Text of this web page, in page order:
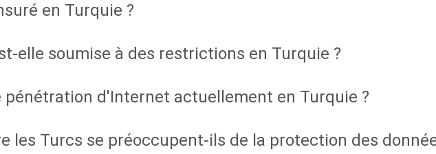
en Turquie ?
elle soumise à des restrictions en Turquie ?
pénétration d'Internet actuellement en Turquie ?
les Turcs se préoccupent-ils de la protection des